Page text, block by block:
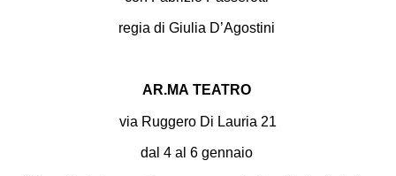
regia di Giulia D’Agostini
AR.MA TEATRO
via Ruggero Di Lauria 21
dal 4 al 6 gennaio